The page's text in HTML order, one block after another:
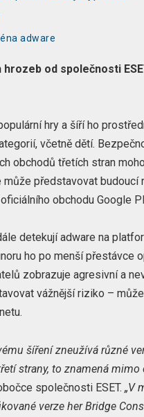
adware
od společnosti
hry a šíří ho
včetně dětí.
obchodů třetích stran
může představovat
obchodu Google
detekují adware na
ho po menší přestávce
zobrazuje agresivní a
vážnější riziko –
šíření zneužívá různé
strany, to znamená
společnosti ESET.„V
verze her Bridge